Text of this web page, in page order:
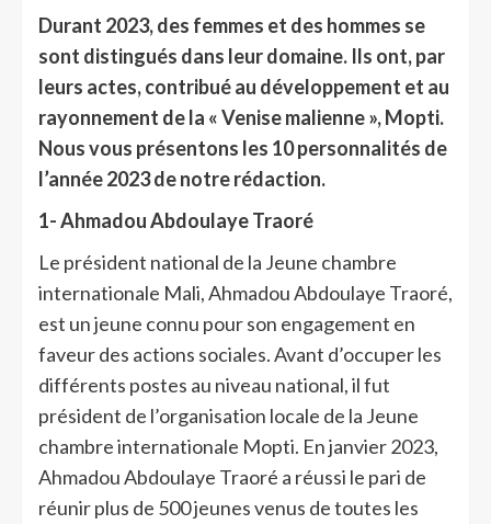
Durant 2023, des femmes et des hommes se
sont distingués dans leur domaine. Ils ont, par
leurs actes, contribué au développement et au
rayonnement de la « Venise malienne », Mopti.
Nous vous présentons les 10 personnalités de
l’année 2023 de notre rédaction.
1- Ahmadou Abdoulaye Traoré
Le président national de la Jeune chambre
internationale Mali, Ahmadou Abdoulaye Traoré,
est un jeune connu pour son engagement en
faveur des actions sociales. Avant d’occuper les
différents postes au niveau national, il fut
président de l’organisation locale de la Jeune
chambre internationale Mopti. En janvier 2023,
Ahmadou Abdoulaye Traoré a réussi le pari de
réunir plus de 500 jeunes venus de toutes les